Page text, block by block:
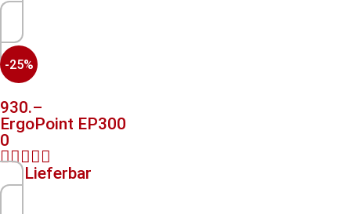
-25%
930.–
ErgoPoint EP300
0

Lieferbar